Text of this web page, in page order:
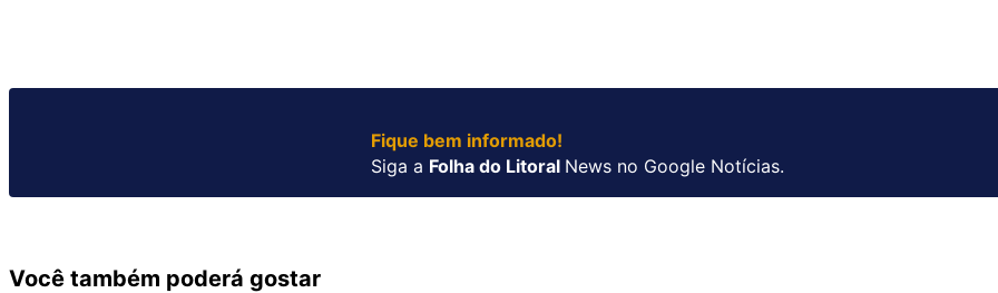
Fique bem informado!
Siga a Folha do Litoral News no Google Notícias.
Você também poderá gostar